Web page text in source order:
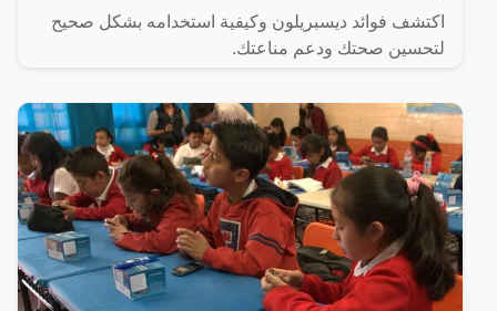
اكتشف فوائد ديسبريلون وكيفية استخدامه بشكل صحيح
لتحسين صحتك ودعم مناعتك.